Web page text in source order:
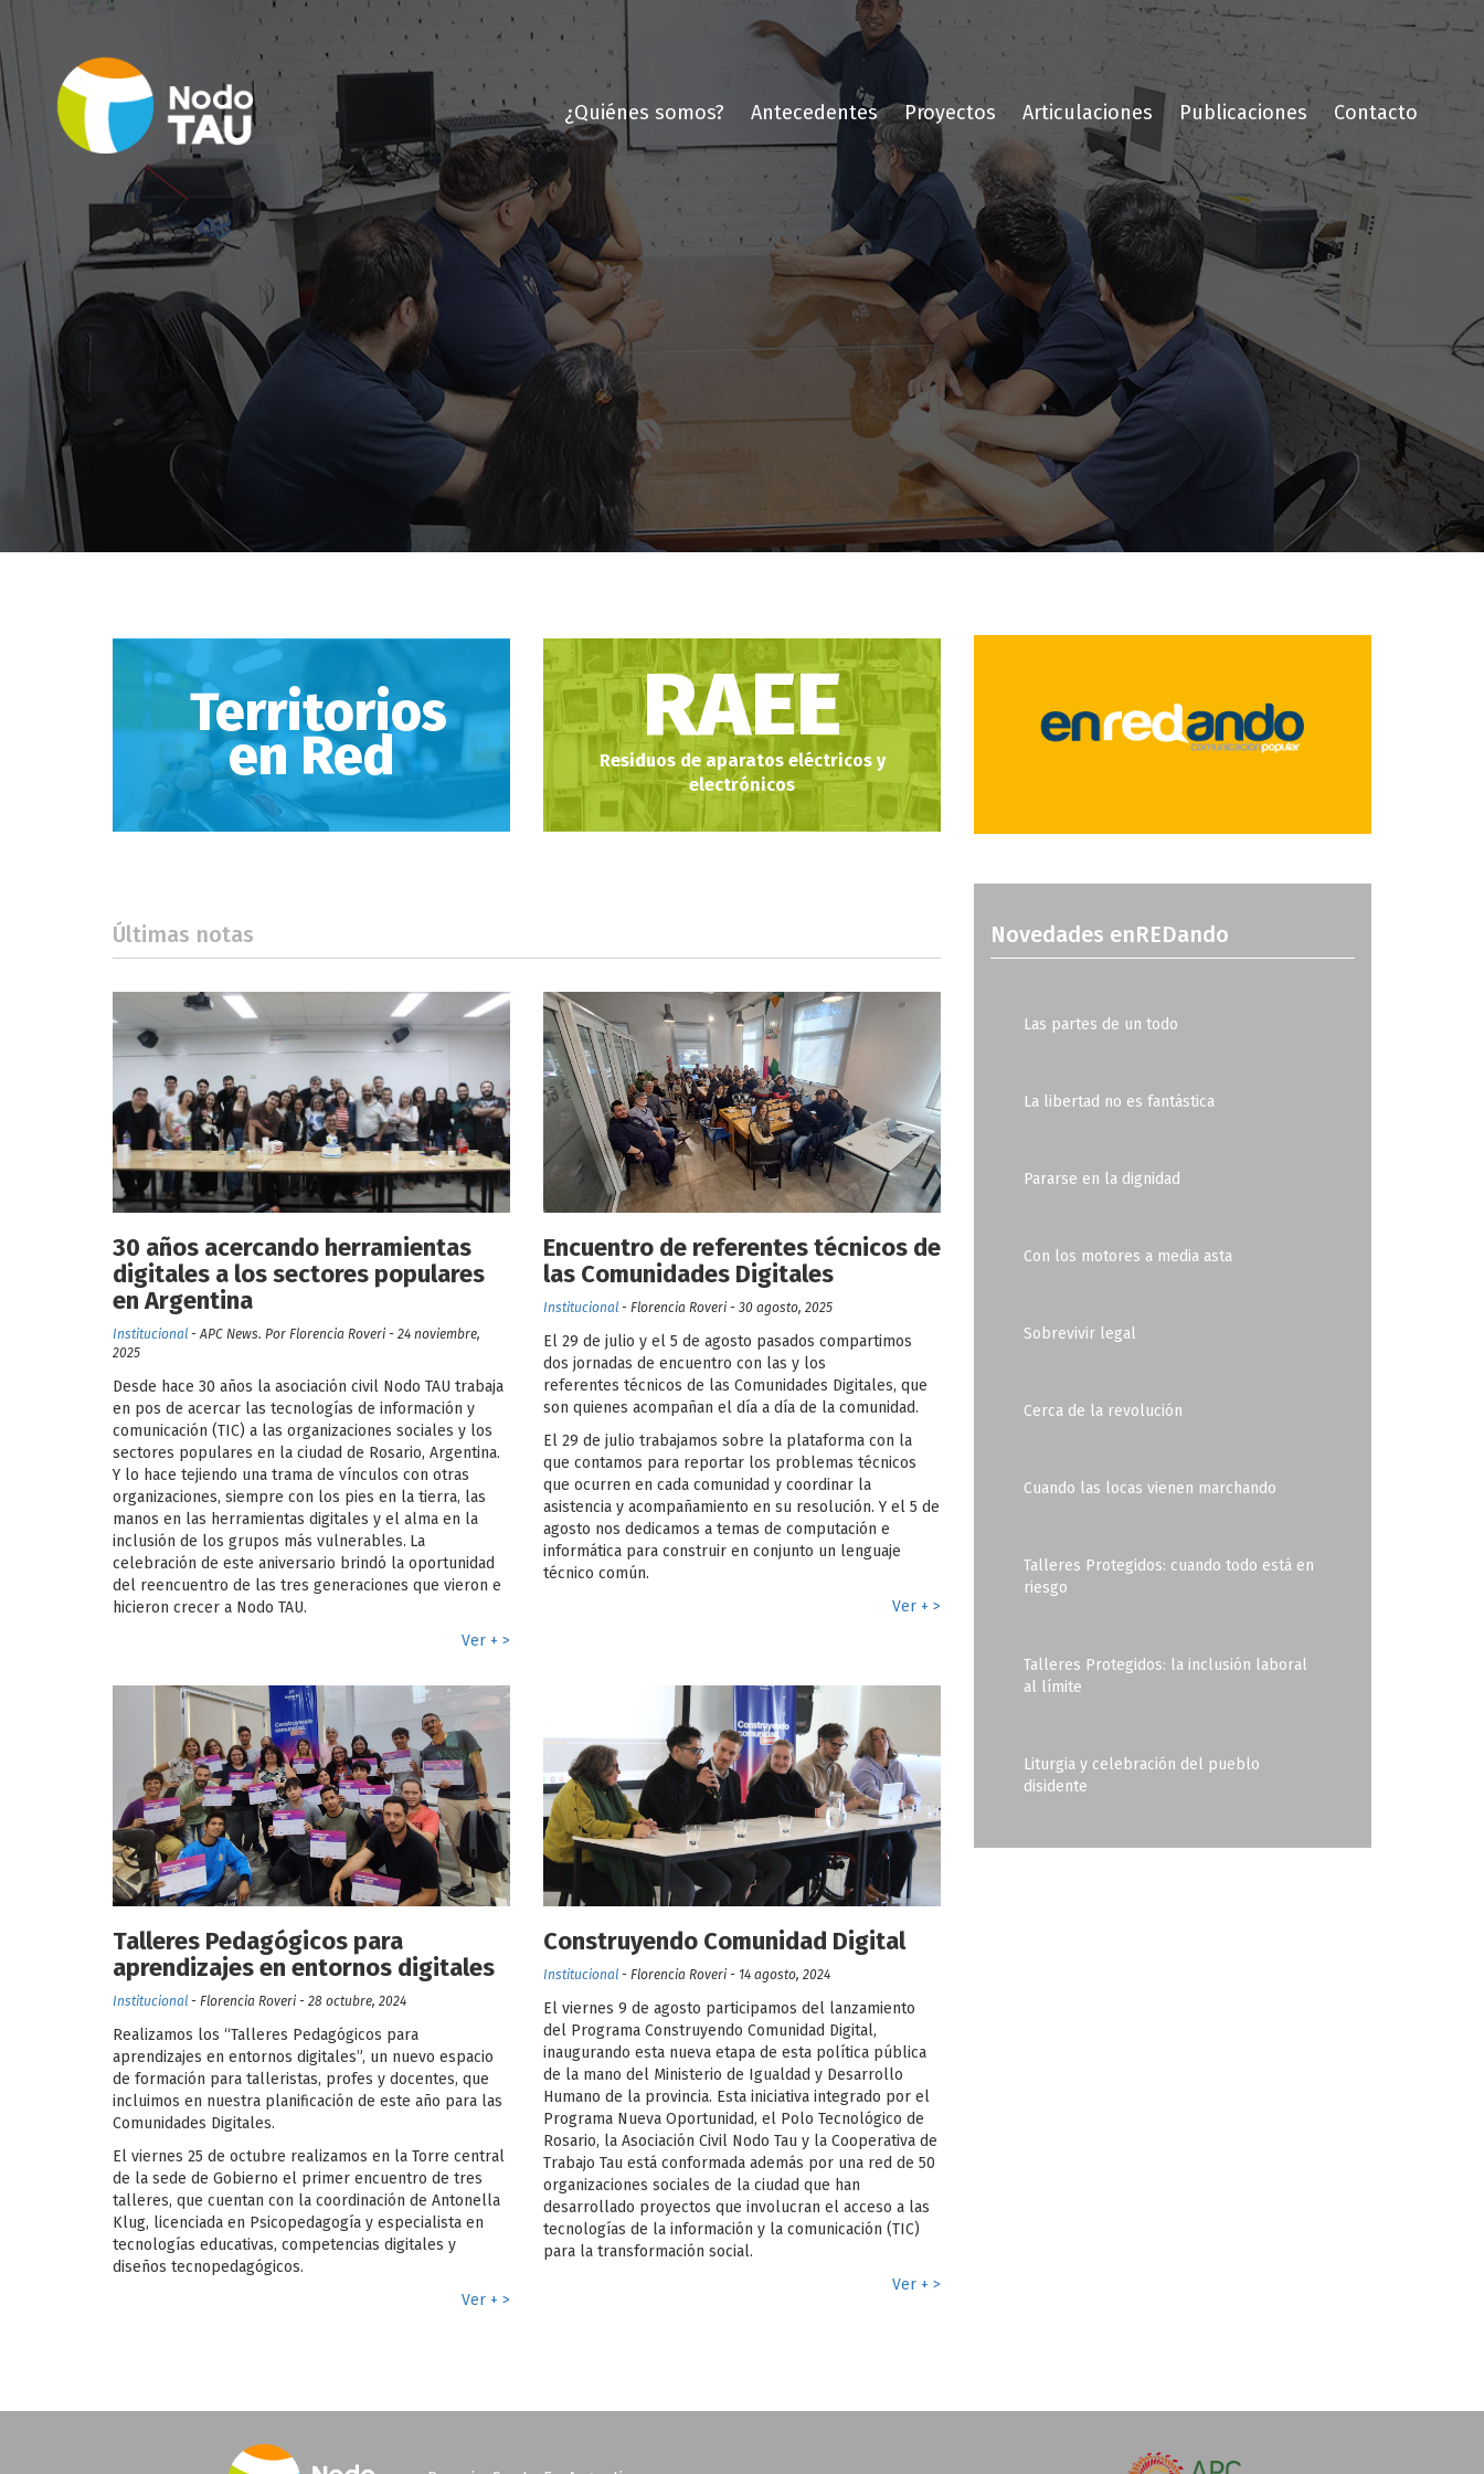
¿Quiénes somos? Antecedentes Proyectos Articulaciones Publicaciones Contacto
Territorios
en Red RAEE
Residuos de aparatos eléctricos y
electrónicos
Últimas notas
30 años acercando herramientas
digitales a los sectores populares
en Argentina
Institucional - APC News. Por Florencia Roveri - 24 noviembre,
2025
Desde hace 30 años la asociación civil Nodo TAU trabaja
en pos de acercar las tecnologías de información y
comunicación (TIC) a las organizaciones sociales y los
sectores populares en la ciudad de Rosario, Argentina.
Y lo hace tejiendo una trama de vínculos con otras
organizaciones, siempre con los pies en la tierra, las
manos en las herramientas digitales y el alma en la
inclusión de los grupos más vulnerables. La
celebración de este aniversario brindó la oportunidad
del reencuentro de las tres generaciones que vieron e
hicieron crecer a Nodo TAU.
Ver + >
Encuentro de referentes técnicos de
las Comunidades Digitales
Institucional - Florencia Roveri - 30 agosto, 2025
El 29 de julio y el 5 de agosto pasados compartimos
dos jornadas de encuentro con las y los
referentes técnicos de las Comunidades Digitales, que
son quienes acompañan el día a día de la comunidad.
El 29 de julio trabajamos sobre la plataforma con la
que contamos para reportar los problemas técnicos
que ocurren en cada comunidad y coordinar la
asistencia y acompañamiento en su resolución. Y el 5 de
agosto nos dedicamos a temas de computación e
informática para construir en conjunto un lenguaje
técnico común.
Ver + >
Talleres Pedagógicos para
aprendizajes en entornos digitales
Institucional - Florencia Roveri - 28 octubre, 2024
Realizamos los “Talleres Pedagógicos para
aprendizajes en entornos digitales”, un nuevo espacio
de formación para talleristas, profes y docentes, que
incluimos en nuestra planificación de este año para las
Comunidades Digitales.
El viernes 25 de octubre realizamos en la Torre central
de la sede de Gobierno el primer encuentro de tres
talleres, que cuentan con la coordinación de Antonella
Klug, licenciada en Psicopedagogía y especialista en
tecnologías educativas, competencias digitales y
diseños tecnopedagógicos.
Ver + >
Construyendo Comunidad Digital
Institucional - Florencia Roveri - 14 agosto, 2024
El viernes 9 de agosto participamos del lanzamiento
del Programa Construyendo Comunidad Digital,
inaugurando esta nueva etapa de esta política pública
de la mano del Ministerio de Igualdad y Desarrollo
Humano de la provincia. Esta iniciativa integrado por el
Programa Nueva Oportunidad, el Polo Tecnológico de
Rosario, la Asociación Civil Nodo Tau y la Cooperativa de
Trabajo Tau está conformada además por una red de 50
organizaciones sociales de la ciudad que han
desarrollado proyectos que involucran el acceso a las
tecnologías de la información y la comunicación (TIC)
para la transformación social.
Ver + >
Novedades enREDando
Las partes de un todo
La libertad no es fantástica
Pararse en la dignidad
Con los motores a media asta
Sobrevivir legal
Cerca de la revolución
Cuando las locas vienen marchando
Talleres Protegidos: cuando todo está en
riesgo
Talleres Protegidos: la inclusión laboral
al límite
Liturgia y celebración del pueblo
disidente